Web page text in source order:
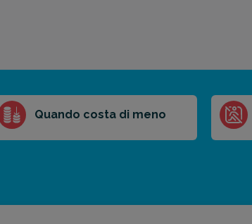
Quando costa di meno